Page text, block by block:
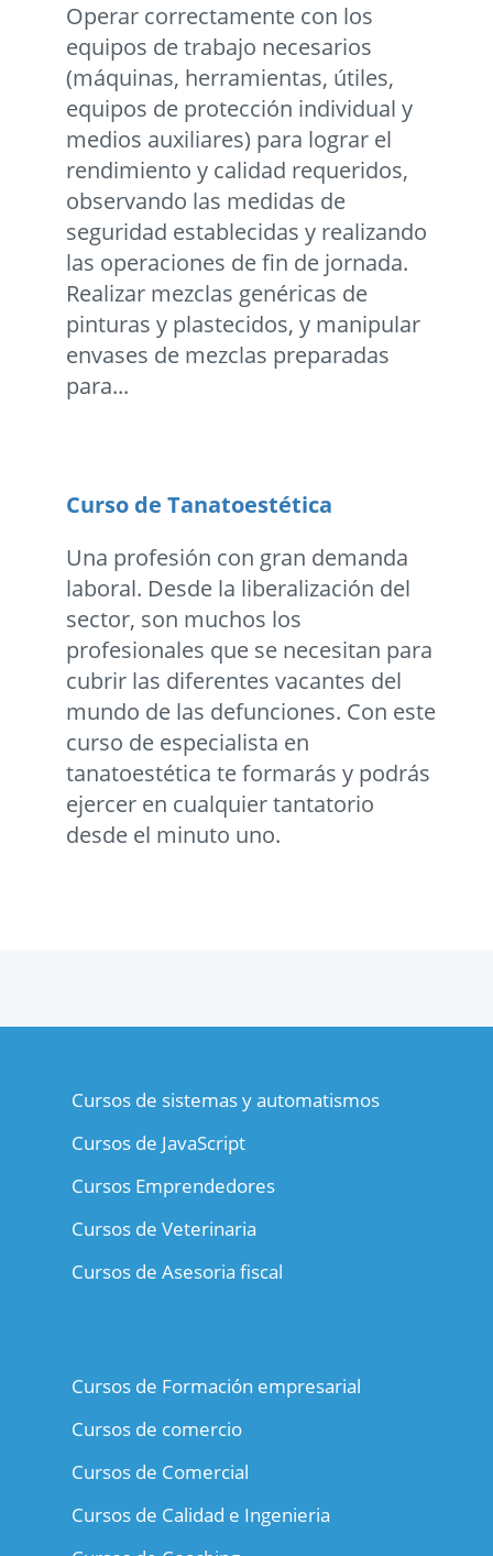
Operar correctamente con los
equipos de trabajo necesarios
(máquinas, herramientas, útiles,
equipos de protección individual y
medios auxiliares) para lograr el
rendimiento y calidad requeridos,
observando las medidas de
seguridad establecidas y realizando
las operaciones de fin de jornada.
Realizar mezclas genéricas de
pinturas y plastecidos, y manipular
envases de mezclas preparadas
para...
Curso de Tanatoestética
Una profesión con gran demanda
laboral. Desde la liberalización del
sector, son muchos los
profesionales que se necesitan para
cubrir las diferentes vacantes del
mundo de las defunciones. Con este
curso de especialista en
tanatoestética te formarás y podrás
ejercer en cualquier tantatorio
desde el minuto uno.
Cursos de sistemas y automatismos
Cursos de JavaScript
Cursos Emprendedores
Cursos de Veterinaria
Cursos de Asesoria fiscal
Cursos de Formación empresarial
Cursos de comercio
Cursos de Comercial
Cursos de Calidad e Ingenieria